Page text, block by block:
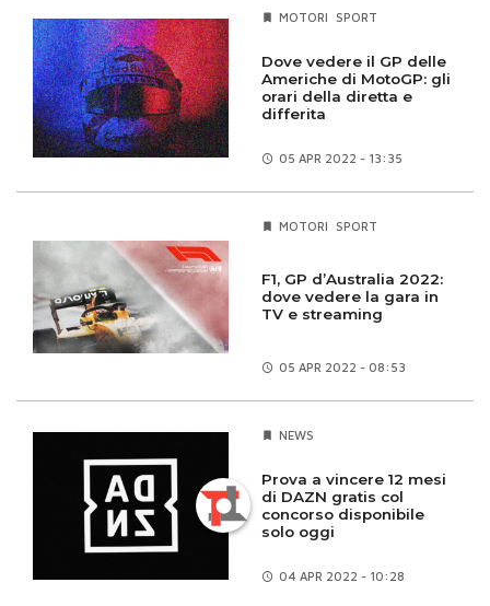
MOTORI SPORT
Dove vedere il GP delle
Americhe di MotoGP: gli
orari della diretta e
differita
05 APR 2022 - 13:35
MOTORI SPORT
F1, GP d’Australia 2022:
dove vedere la gara in
TV e streaming
05 APR 2022 - 08:53
NEWS
Prova a vincere 12 mesi
di DAZN gratis col
concorso disponibile
solo oggi
04 APR 2022 - 10:28